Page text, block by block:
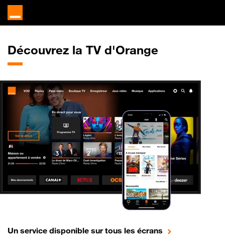
Découvrez la TV d'Orange
Un service disponible sur tous les écrans